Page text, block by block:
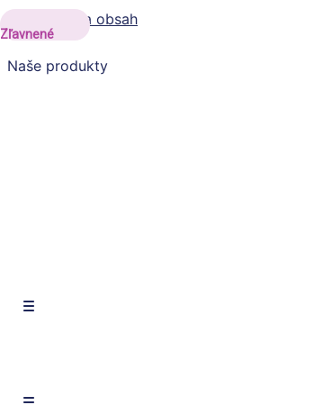
Preskočiť na obsah
Naše produkty
Zľavnené